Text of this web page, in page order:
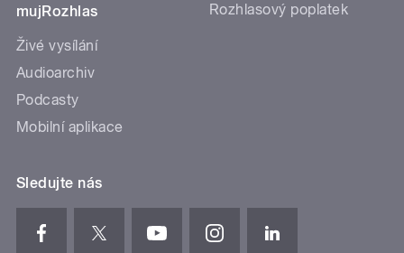
mujRozhlas
Živé vysílání
Audioarchiv
Podcasty
Mobilní aplikace
Rozhlasový poplatek
Sledujte nás